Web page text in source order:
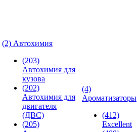
(2) Автохимия
(203)
Автохимия для
кузова
(202)
Автохимия для
двигателя
(ДВС)
(205)
(4)
Ароматизаторы
(412)
Excellent